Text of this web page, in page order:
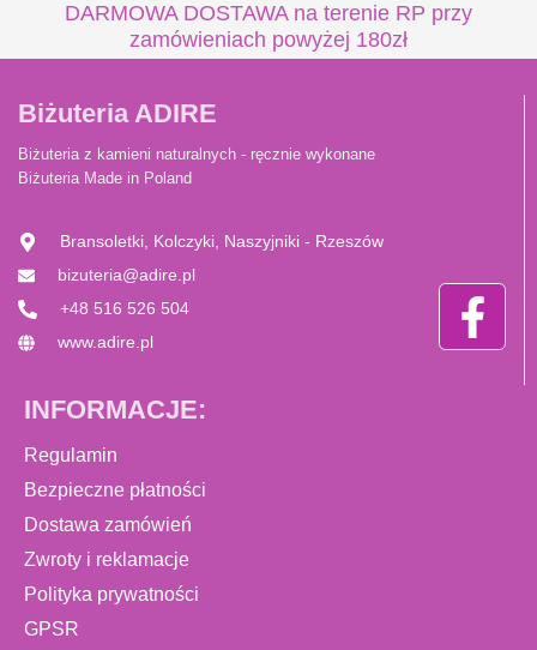
DARMOWA DOSTAWA na terenie RP przy
zamówieniach powyżej 180zł
Biżuteria ADIRE
Biżuteria z kamieni naturalnych - ręcznie wykonane
Biżuteria Made in Poland
Bransoletki, Kolczyki, Naszyjniki - Rzeszów
bizuteria@adire.pl
+48 516 526 504
www.adire.pl
INFORMACJE:
Regulamin
Bezpieczne płatności
Dostawa zamówień
Zwroty i reklamacje
Polityka prywatności
GPSR